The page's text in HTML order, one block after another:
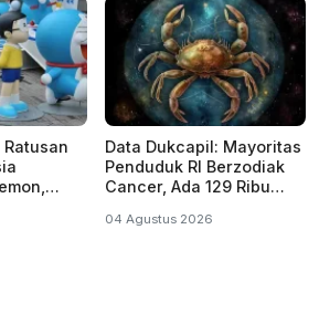
Data Dukcapil: Mayoritas
Penduduk RI Berzodiak
Cancer, Ada 129 Ribu
04 Agustus 2026